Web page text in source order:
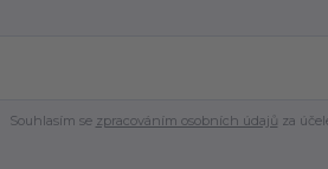
Souhlasím se zpracováním osobních údajů za